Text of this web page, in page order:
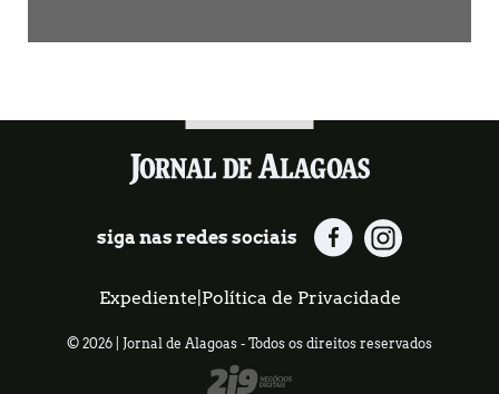
siga nas redes sociais
Expediente Política de Privacidade
© 2026 | Jornal de Alagoas - Todos os direitos reservados